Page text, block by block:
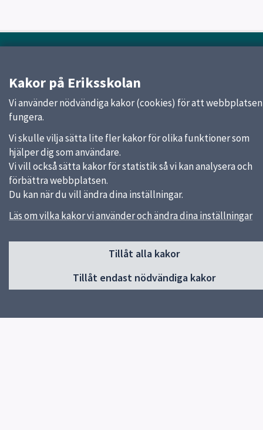
Kakor på Eriksskolan
Vi använder nödvändiga kakor (cookies) för att
fungera.
Vi skulle vilja sätta lite fler kakor för olika funktioner som
hjälper dig som användare.
Vi vill också sätta kakor för statistik så vi kan analysera och
förbättra webbplatsen.
Du kan när du vill ändra dina inställningar.
Läs om vilka kakor vi använder och ändra dina inställningar
Tillåt alla kakor
Tillåt endast nödvändiga kakor
Sidfot
Huvudmeny
Elevhälsa
Om skolan
Verksamheter och årskurser
Kontakt
Nyheter
Snabblänkar
E-ungdom